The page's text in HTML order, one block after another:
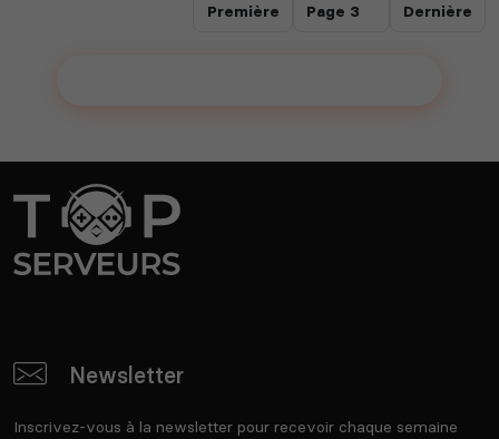
Première Dernière
Newsletter
Inscrivez-vous à la newsletter pour recevoir chaque semaine